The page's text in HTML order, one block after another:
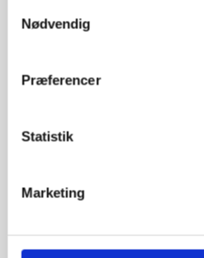
Nødvendig
Præferencer
Statistik
Marketing